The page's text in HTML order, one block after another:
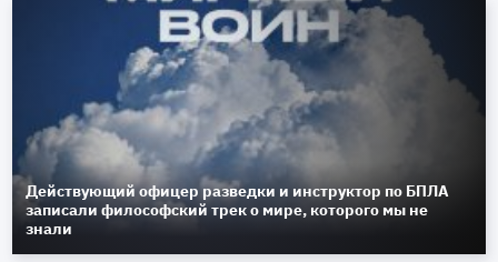
Действующий офицер разведки и инструктор по БПЛА
записали философский трек о мире, которого мы не
знали